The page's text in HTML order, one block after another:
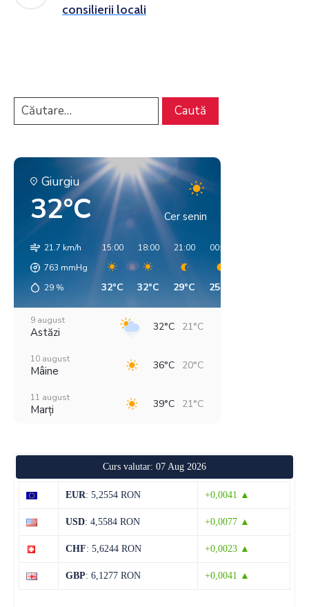
consilierii locali
Giurgiu
32°C Cer senin
21.7 km/h
763 mmHg
29 %
15:00
32°C
18:00
32°C
21:00
29°C
00:00
25°C
9 august
Astăzi 32°C 21°C
10 august
Mâine 36°C 20°C
11 august
Marți 39°C 21°C
37°C 21°C
Vineri
15 august
Curs valutar: 07 Aug 2026
EUR: 5,2554 RON +0,0041 ▲
USD: 4,5584 RON +0,0077 ▲
CHF: 5,6244 RON +0,0023 ▲
GBP: 6,1277 RON +0,0041 ▲